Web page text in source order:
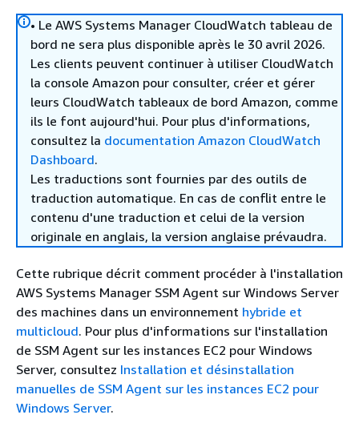
• Le AWS Systems Manager CloudWatch tableau de
bord ne sera plus disponible après le 30 avril 2026.
Les clients peuvent continuer à utiliser CloudWatch
la console Amazon pour consulter, créer et gérer
leurs CloudWatch tableaux de bord Amazon, comme
ils le font aujourd'hui. Pour plus d'informations,
consultez la documentation Amazon CloudWatch
Dashboard.
Les traductions sont fournies par des outils de
traduction automatique. En cas de conflit entre le
contenu d'une traduction et celui de la version
originale en anglais, la version anglaise prévaudra.
Cette rubrique décrit comment procéder à l'installation
AWS Systems Manager SSM Agent sur Windows Server
des machines dans un environnement hybride et
multicloud. Pour plus d'informations sur l'installation
de SSM Agent sur les instances EC2 pour Windows
Server, consultez Installation et désinstallation
manuelles de SSM Agent sur les instances EC2 pour
Windows Server.